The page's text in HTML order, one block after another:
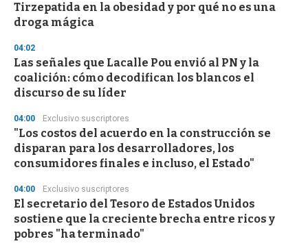
o
f
3
s
e
c
o
n
Tirzepatida en la obesidad y por qué no es una
droga mágica
04:02
Las señales que Lacalle Pou envió al PN y la
coalición: cómo decodifican los blancos el
discurso de su líder
04:00 Exclusivo suscriptores
"Los costos del acuerdo en la construcción se
disparan para los desarrolladores, los
consumidores finales e incluso, el Estado"
04:00 Exclusivo suscriptores
El secretario del Tesoro de Estados Unidos
sostiene que la creciente brecha entre ricos y
pobres "ha terminado"